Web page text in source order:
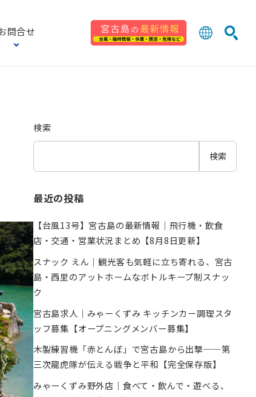
問合せ
検索
検索
最近の投稿
【台風13号】宮古島の最新情報｜飛行機・飲食
店・交通・営業状況まとめ【8月8日更新】
スナック えん｜観光客も気軽に立ち寄れる、宮古
島・西里のアットホームなボトルキープ制スナッ
ク
宮古島求人｜みゃーくずみ キッチンカー調理スタ
ッフ募集【オープニングメンバー募集】
木製練習機「赤とんぼ」で宮古島から出撃──第
三次龍虎隊が伝える戦争と平和【完全保存版】
みゃーくずみ野外店｜食べて・飲んで・遊べる、